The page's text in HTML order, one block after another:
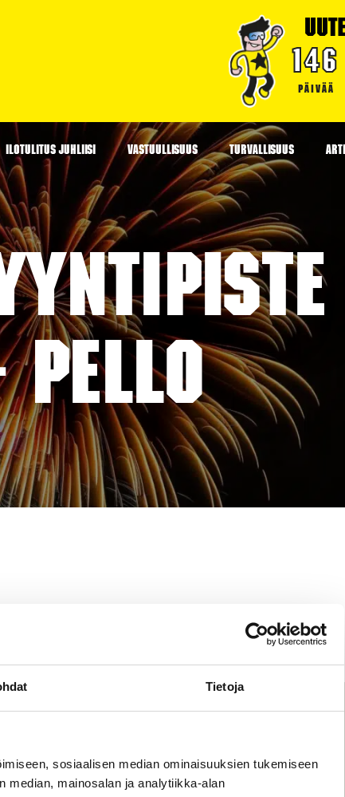
Tietoja
sosiaalisen median ominaisuuksien tukemiseen
median, mainosalan ja analytiikka-alan
146
PÄIVÄÄ
ILOTULITUS JUHLIISI VASTUULLISUUS TURVALLISUUS